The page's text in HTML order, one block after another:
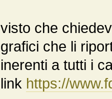
visto che
grafici che li
inerenti a tutti i
link https://